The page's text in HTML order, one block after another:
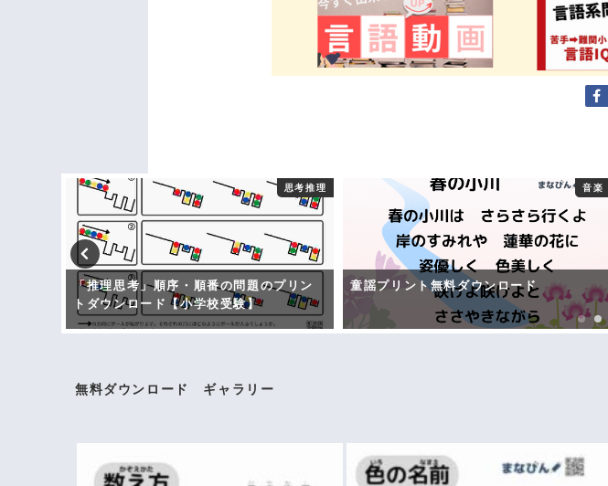
思考推理
「推理思考」順序・順番の問題のプリン
トダウンロード【小学校受験】
音楽
童謡プリント無料ダウンロード
無料ダウンロード ギャラリー